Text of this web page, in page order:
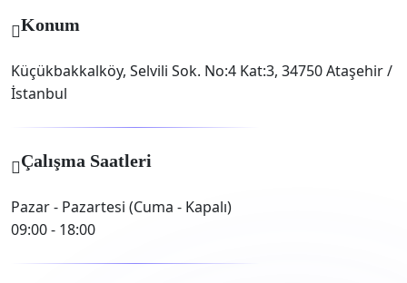
Konum
Küçükbakkalköy, Selvili Sok. No:4 Kat:3, 34750 Ataşehir /
İstanbul
Çalışma Saatleri
Pazar - Pazartesi (Cuma - Kapalı)
09:00 - 18:00